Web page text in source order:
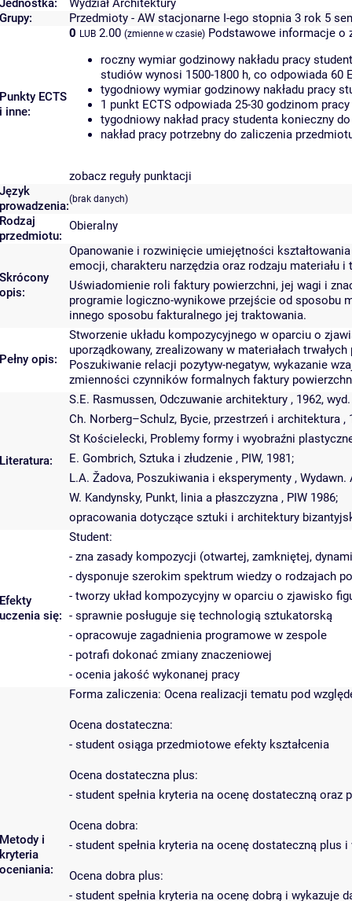
Jednostka:
Wydział Architektury
Grupy:
Przedmioty - AW stacjonarne I-ego stopnia 3 rok 5
Punkty ECTS
i inne:
0 LUB 2.00 (zmienne w czasie) Podstawowe informacje o
roczny wymiar godzinowy nakładu pracy
studiów wynosi 1500-1800 h, co odpowiada 60
tygodniowy wymiar godzinowy nakładu pracy
1 punkt ECTS odpowiada 25-30 godzinom
tygodniowy nakład pracy studenta konieczny
nakład pracy potrzebny do zaliczenia
zobacz reguły punktacji
Język
prowadzenia:(brak danych)
Rodzaj
przedmiotu:
Obieralny
Skrócony
opis:
Opanowanie i rozwinięcie umiejętności
emocji, charakteru narzędzia oraz rodzaju materiału i
Uświadomienie roli faktury powierzchni, jej wagi i
programie logiczno-wynikowe przejście od sposobu
innego sposobu fakturalnego jej traktowania.
Pełny opis:
Stworzenie układu kompozycyjnego w oparciu o
uporządkowany, zrealizowany w materiałach
Poszukiwanie relacji pozytyw-negatyw, wykazanie
zmienności czynników formalnych faktury
Literatura:
S.E. Rasmussen, Odczuwanie architektury , 1962,
Ch. Norberg–Schulz, Bycie, przestrzeń i architektura ,
St Kościelecki, Problemy formy i wyobraźni
E. Gombrich, Sztuka i złudzenie , PIW, 1981;
L.A. Žadova, Poszukiwania i eksperymenty ,
W. Kandynsky, Punkt, linia a płaszczyzna , PIW 1986;
opracowania dotyczące sztuki i architektury
Efekty
uczenia się:
Student:
- zna zasady kompozycji (otwartej, zamkniętej,
- dysponuje szerokim spektrum wiedzy o rodzajach
- tworzy układ kompozycyjny w oparciu o zjawisko
- sprawnie posługuje się technologią sztukatorską
- opracowuje zagadnienia programowe w zespole
- potrafi dokonać zmiany znaczeniowej
- ocenia jakość wykonanej pracy
Metody i
kryteria
oceniania:
Forma zaliczenia: Ocena realizacji tematu pod
Ocena dostateczna:
- student osiąga przedmiotowe efekty kształcenia
Ocena dostateczna plus:
- student spełnia kryteria na ocenę dostateczną
Ocena dobra:
- student spełnia kryteria na ocenę dostateczną
Ocena dobra plus:
- student spełnia kryteria na ocenę dobrą i wykazuje